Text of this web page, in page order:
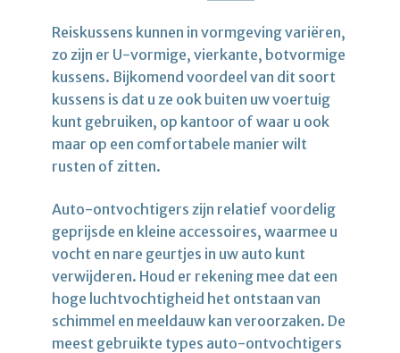
Reiskussens kunnen in vormgeving variëren,
zo zijn er U-vormige, vierkante, botvormige
kussens. Bijkomend voordeel van dit soort
kussens is dat u ze ook buiten uw voertuig
kunt gebruiken, op kantoor of waar u ook
maar op een comfortabele manier wilt
rusten of zitten.
Auto-ontvochtigers zijn relatief voordelig
geprijsde en kleine accessoires, waarmee u
vocht en nare geurtjes in uw auto kunt
verwijderen. Houd er rekening mee dat een
hoge luchtvochtigheid het ontstaan van
schimmel en meeldauw kan veroorzaken. De
meest gebruikte types auto-ontvochtigers